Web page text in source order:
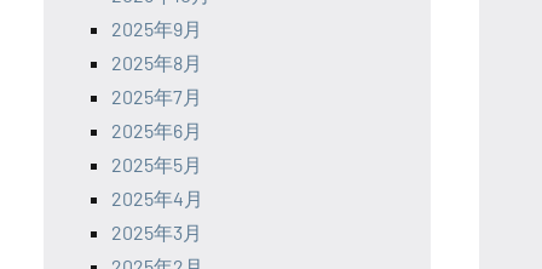
2025年9月
2025年8月
2025年7月
2025年6月
2025年5月
2025年4月
2025年3月